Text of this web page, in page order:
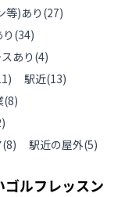
等)あり (27)
(34)
あり (4)
) 駅近(13)
(8)
)
(8) 駅近の屋外(5)
ゴルフレッスン